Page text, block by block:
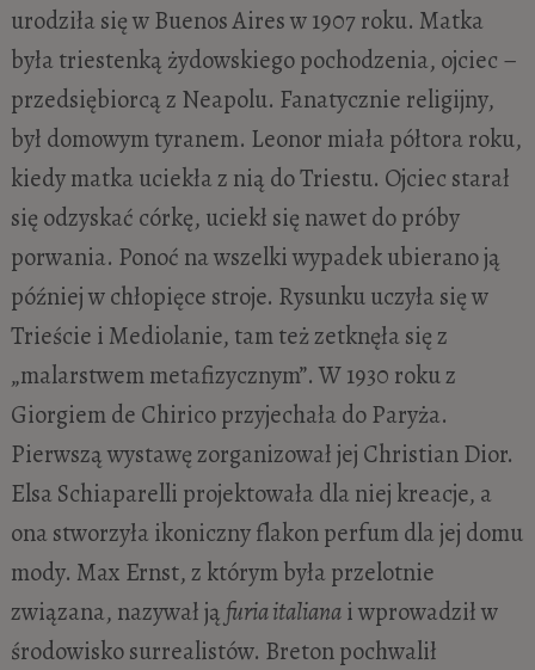
urodziła się w Buenos Aires w 1907 roku. Matka
była triestenką żydowskiego pochodzenia, ojciec –
przedsiębiorcą z Neapolu. Fanatycznie religijny,
był domowym tyranem. Leonor miała półtora roku,
kiedy matka uciekła z nią do Triestu. Ojciec starał
się odzyskać córkę, uciekł się nawet do próby
porwania. Ponoć na wszelki wypadek ubierano ją
później w chłopięce stroje. Rysunku uczyła się w
Trieście i Mediolanie, tam też zetknęła się z
„malarstwem metafizycznym”. W 1930 roku z
Giorgiem de Chirico przyjechała do Paryża.
Pierwszą wystawę zorganizował jej Christian Dior.
Elsa Schiaparelli projektowała dla niej kreacje, a
ona stworzyła ikoniczny flakon perfum dla jej domu
mody. Max Ernst, z którym była przelotnie
związana, nazywał ją furia italianai wprowadził w
środowisko surrealistów. Breton pochwalił